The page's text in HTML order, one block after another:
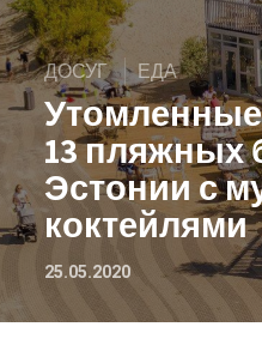
ДОСУГ ЕДА
13 пляжных
Эстонии с
коктейлями
25.05.2020